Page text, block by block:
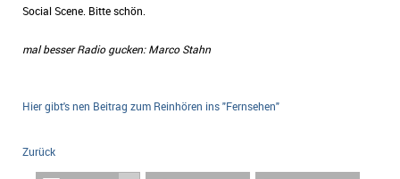
Social Scene. Bitte schön.
mal besser Radio gucken: Marco Stahn
Hier gibt's nen Beitrag zum Reinhören ins "Fernsehen"
Zurück